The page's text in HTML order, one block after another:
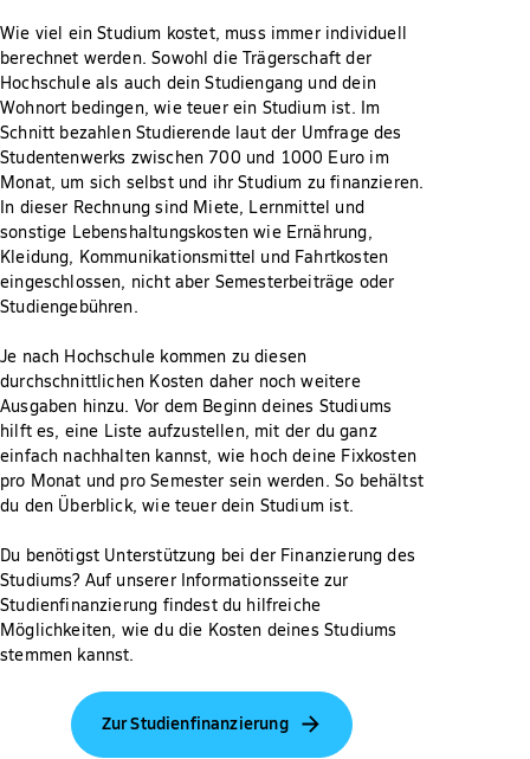
Wie viel ein Studium kostet, muss immer individuell
berechnet werden. Sowohl die Trägerschaft der
Hochschule als auch dein Studiengang und dein
Wohnort bedingen, wie teuer ein Studium ist. Im
Schnitt bezahlen Studierende laut der Umfrage des
Studentenwerks zwischen 700 und 1000 Euro im
Monat, um sich selbst und ihr Studium zu finanzieren.
In dieser Rechnung sind Miete, Lernmittel und
sonstige Lebenshaltungskosten wie Ernährung,
Kleidung, Kommunikationsmittel und Fahrtkosten
eingeschlossen, nicht aber Semesterbeiträge oder
Studiengebühren.
Je nach Hochschule kommen zu diesen
durchschnittlichen Kosten daher noch weitere
Ausgaben hinzu. Vor dem Beginn deines Studiums
hilft es, eine Liste aufzustellen, mit der du ganz
einfach nachhalten kannst, wie hoch deine Fixkosten
pro Monat und pro Semester sein werden. So behältst
du den Überblick, wie teuer dein Studium ist.
Du benötigst Unterstützung bei der Finanzierung des
Studiums? Auf unserer Informationsseite zur
Studienfinanzierung findest du hilfreiche
Möglichkeiten, wie du die Kosten deines Studiums
stemmen kannst.
Zur Studienfinanzierung